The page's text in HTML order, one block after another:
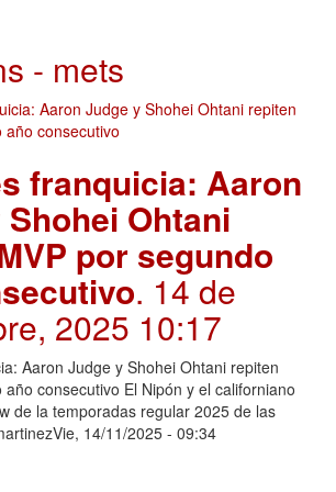
- mets
franquicia: Aaron
Ohtani
por segundo
. 14 de
2025 10:17
Aaron Judge y Shohei Ohtani repiten
año consecutivo El Nipón y el californiano
de la temporadas regular 2025 de las
14/11/2025 - 09:34